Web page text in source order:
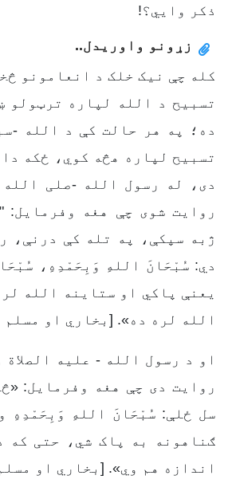
ذکر وایي؟!
زړونو واوریدل..
کله چې نیک خلک د انعامونو
تسبیح د الله لپاره ترټولو
ده؛ په هر حالت کې د الله -
تسبیح لپاره هڅه کوي، ځکه
دی، له رسول الله -صلی
روایت شوی چې هغه وفرمایل:
ژبه سپکې، په تله کې درنې،
دي: سُبْحَانَ اللهِ وَبِحَمْدِهِ،
یعنې پاکي او ستاینه الله
الله لره ده». [بخاري او
او د رسول الله - عليه الصلاة
روایت دی چې هغه وفرمایل:
سل ځلې: سُبْحَانَ اللهِ وَبِحَمْدِهِ
ګناهونه به پاک شي، حتی که
اندازه هم وي». [بخاري او